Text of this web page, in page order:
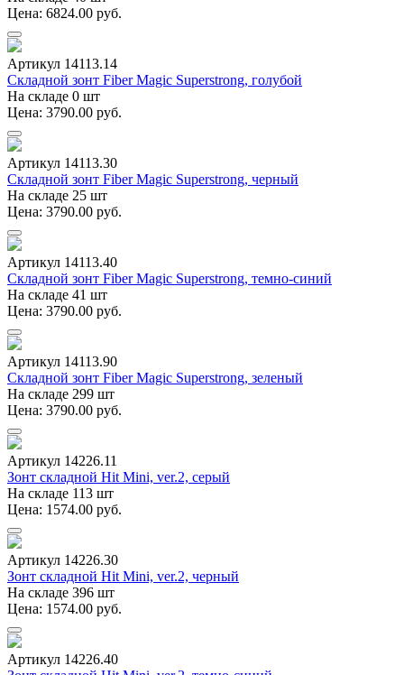
Цена: 6824.00 руб.
Артикул 14113.14
Складной зонт Fiber Magic Superstrong, голубой
На складе 0 шт
Цена: 3790.00 руб.
Артикул 14113.30
Складной зонт Fiber Magic Superstrong, черный
На складе 25 шт
Цена: 3790.00 руб.
Артикул 14113.40
Складной зонт Fiber Magic Superstrong, темно-синий
На складе 41 шт
Цена: 3790.00 руб.
Артикул 14113.90
Складной зонт Fiber Magic Superstrong, зеленый
На складе 299 шт
Цена: 3790.00 руб.
Артикул 14226.11
Зонт складной Hit Mini, ver.2, серый
На складе 113 шт
Цена: 1574.00 руб.
Артикул 14226.30
Зонт складной Hit Mini, ver.2, черный
На складе 396 шт
Цена: 1574.00 руб.
Артикул 14226.40